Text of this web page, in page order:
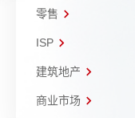
零售
ISP
建筑地产
商业市场